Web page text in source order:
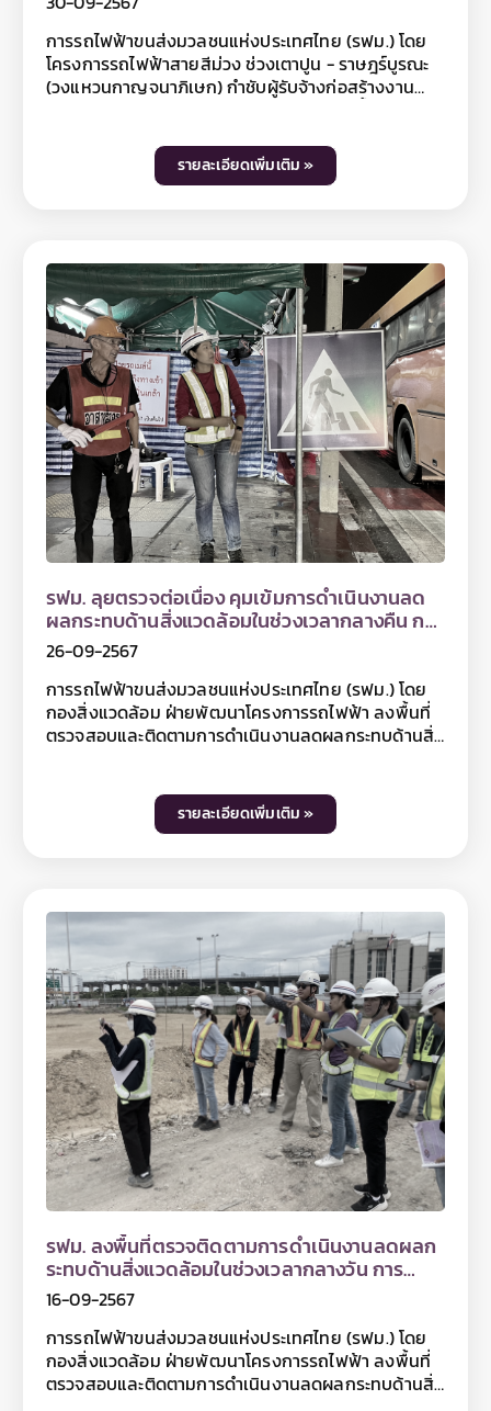
Facebook โครงการรถไฟฟ้าสายสีม่วง ช่วงเตาปูน -
ราษฎร์บูรณะ และ Line @mrtpurpleline หรือติดตาม
ข้อมูลข่าวสาร รฟม. เพิ่มเติมได้ที่เว็บไซต์ รฟม.
www.mrta.co.th และเฟซบุ๊กแฟนเพจการรถไฟฟ้า
ขนส่งมวลชนแห่งประเทศไทย หรือ Call Center รฟม.
ประสิทธิภาพการระบายน้ำ เตรียมพร้อมรับมือฝน
ตกหนัก
การรถไฟฟ้าขนส่งมวลชนแห่งประเทศไทย (รฟม.) โดย
โครงการรถไฟฟ้าสายสีม่วง ช่วงเตาปูน - ราษฎร์บูรณะ
(วงแหวนกาญจนาภิเษก) กำชับผู้รับจ้างก่อสร้างงาน
เป็นประจำทุกเดือน เพื่อป้องกันเศษวัสดุอุดตันในแนว
ก่อสร้างรถไฟฟ้า และเพิ่มประสิทธิภาพการระบายน้ำให้ดี
ย้ำให้ดูแลความสะอาดพื้นที่ก่อสร้างและจัดเก็บขยะ
มูลฝอยให้เป็นระเบียบ ป้องกันไม่ให้ดินตะกอนและเศษ
วัสดุจากการก่อสร้างไปอุดตันท่อระบายน้ำ พร้อมกันนี้
รฟม. ได้เน้นย้ำให้โครงการฯ เฝ้าระวังพื้นที่เสี่ยงต่างๆ ที่
อาจเกิดน้ำท่วมขังได้ง่ายในช่วงที่มีฝนตกหนัก ควบคู่กับ
การจัดเตรียมเจ้าหน้าที่ และเครื่องสูบน้ำให้พร้อมใช้งาน
อยู่เสมอ เพื่อช่วยเหลือและอำนวยความสะดวกให้แก่
ประชาชน รวมถึงให้ดูแลความสะอาดพื้นที่ก่อสร้างโดยจัด
เก็บวัสดุก่อสร้าง และขยะมูลฝอยให้เป็นระเบียบ ป้องกัน
ไม่ให้ดินตะกอนและเศษวัสดุจากการก่อสร้างไปอุดตันท่อ
ระบายน้ำ ซึ่งการดำเนินการดังกล่าว เป็นไปตามนโยบาย
ด้านความรับผิดชอบต่อสังคม ที่มุ่งเน้นการให้ความ
สำคัญกับประชาชน และชุมชนตามแนวสายทาง ซึ่งอาจได้
รับผลกระทบจากการดำเนินงานก่อสร้างของโครงการฯ
สำหรับท่านที่สนใจสามารถติดตามข้อมูลโครงการฯ ได้ที่
เว็บไซต์ www.mrta-purplelinesouth.com Facebook
โครงการรถไฟฟ้าสายสีม่วง ช่วงเตาปูน - ราษฎร์บูรณะ
และ Line @mrtpurpleline หรือติดตามข้อมูลข่าวสาร
รฟม. เพิ่มเติมได้ที่เว็บไซต์ รฟม. www.mrta.co.th และ
เฟซบุ๊กแฟนเพจการรถไฟฟ้าขนส่งมวลชนแห่ง
ประเทศไทย หรือ Call Center รฟม. โทรศัพท์ 0 2716
รายละเอียดเพิ่มเติม »
รฟม. ลุยตรวจต่อเนื่อง คุมเข้มการดำเนินงานลด
ผลกระทบด้านสิ่งแวดล้อมในช่วงเวลากลางคืน การ
ก่อสร้างโครงการรถไฟฟ้าสายสีม่วง ช่วงเตาปูน -
ราษฎร์บูรณะ (วงแหวนกาญจนาภิเษก)
26-09-2567
การรถไฟฟ้าขนส่งมวลชนแห่งประเทศไทย (รฟม.) โดย
กองสิ่งแวดล้อม ฝ่ายพัฒนาโครงการรถไฟฟ้า ลงพื้นที่
ตรวจสอบและติดตามการดำเนินงานลดผลกระทบด้านสิ่ง
ราษฎร์บูรณะ (วงแหวนกาญจนาภิเษก) ตลอดแนวเส้น
ทางโครงการฯ โดยเริ่มตั้งแต่บริเวณจุดก่อสร้าง Cut &
พระเจ้าตากสิน ถนนสุขสวัสดิ์ และสิ้นสุดที่พื้นที่ก่อสร้าง
โรงจอดรถไฟฟ้า บริเวณด้านข้างด่านเก็บค่าผ่านทาง
พิเศษบางครุ 3 ของทางพิเศษกาญจนาภิเษก (บางพลี -
สุขสวัสดิ์) โดยในการลงพื้นที่ครั้งนี้ รฟม. ได้ตรวจสอบ
การปฏิบัติตามมาตรการป้องกันและแก้ไขผลกระทบสิ่ง
แวดล้อมในช่วงเวลากลางคืนตามที่กำหนดไว้ในรายงาน
EIA เช่น การปิดคลุมกองดิน กองทราย และเศษวัสดุ
ก่อสร้างที่ก่อให้เกิดฝุ่นละอองในระหว่างรอการใช้งานหรือ
รอการขนย้าย การทำความสะอาดล้อรถก่อนออกจาก
พื้นที่ก่อสร้าง การจัดรถทำความสะอาดดูดฝุ่นผิวจราจร
พร้อมทั้งตรวจสอบการสวมใส่อุปกรณ์ป้องกันอันตราย
ส่วนบุคคลขณะปฏิบัติงานในพื้นที่ก่อสร้าง และการติดตั้ง
ป้ายสัญญาณจราจร ไฟกระพริบและไฟส่องสว่าง ตลอด
แนวก่อสร้างโครงการฯ การจัดทำทางเดินเท้าชั่วคราว
ทดแทนทางเดินเท้าเดิม รวมถึงตรวจสอบกิจกรรมการ
ก่อสร้างที่อาจก่อให้เกิดเสียงดังในช่วงเวลากลางคืน
เป็นต้น นอกจากนี้ รฟม. ยังได้กำชับให้ที่ปรึกษาโครง
การฯ และผู้รับจ้างก่อสร้างงานโยธาทุกสัญญา ต้อง
ปฏิบัติตามมาตรการป้องกันและแก้ไขผลกระทบสิ่ง
แวดล้อมอย่างเคร่งครัด สำหรับท่านที่สนใจสามารถ
ติดตามข้อมูลโครงการฯ ได้ที่เว็บไซต์ www.mrta-
รายละเอียดเพิ่มเติม »
รฟม. ลงพื้นที่ตรวจติดตามการดำเนินงานลดผลก
ระทบด้านสิ่งแวดล้อมในช่วงเวลากลางวัน การ
ก่อสร้างโครงการรถไฟฟ้าสายสีม่วง ช่วงเตาปูน -
ราษฎร์บูรณะ (วงแหวนกาญจนาภิเษก)
16-09-2567
การรถไฟฟ้าขนส่งมวลชนแห่งประเทศไทย (รฟม.) โดย
กองสิ่งแวดล้อม ฝ่ายพัฒนาโครงการรถไฟฟ้า ลงพื้นที่
ตรวจสอบและติดตามการดำเนินงานลดผลกระทบด้านสิ่ง